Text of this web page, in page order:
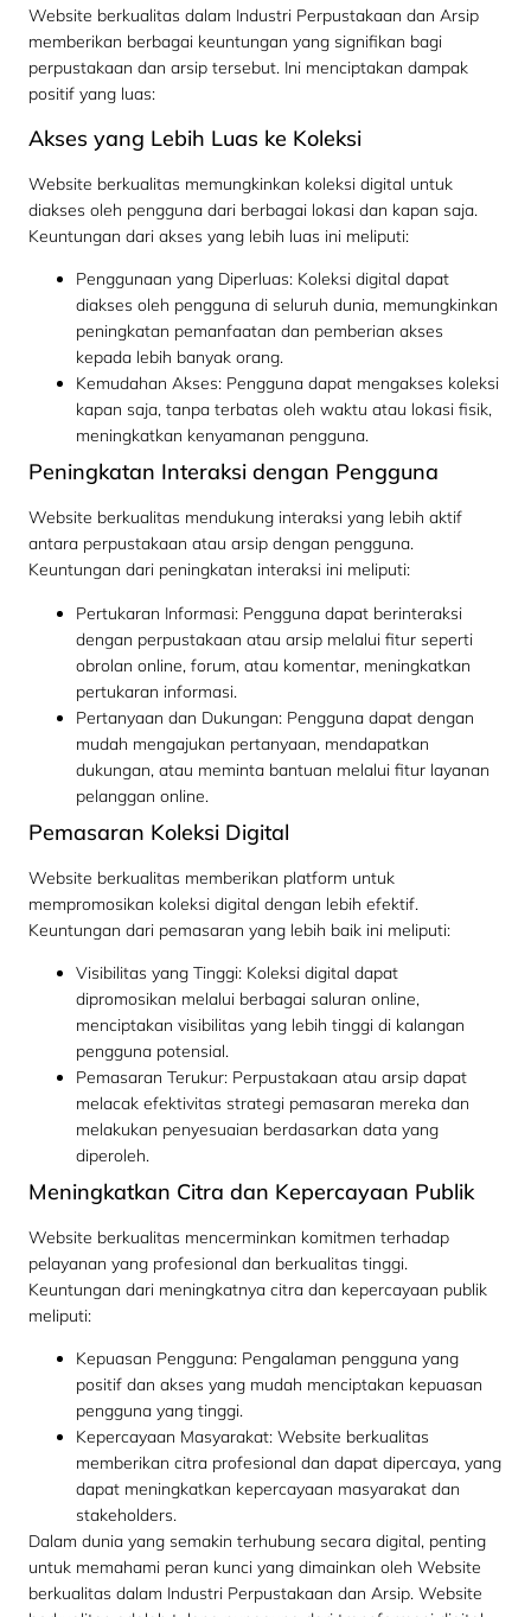
Website berkualitas dalam Industri Perpustakaan dan Arsip
memberikan berbagai keuntungan yang signifikan bagi
perpustakaan dan arsip tersebut. Ini menciptakan dampak
positif yang luas:
Akses yang Lebih Luas ke Koleksi
Website berkualitas memungkinkan koleksi digital untuk
diakses oleh pengguna dari berbagai lokasi dan kapan saja.
Keuntungan dari akses yang lebih luas ini meliputi:
Penggunaan yang Diperluas: Koleksi digital dapat
diakses oleh pengguna di seluruh dunia, memungkinkan
peningkatan pemanfaatan dan pemberian akses
kepada lebih banyak orang.
Kemudahan Akses: Pengguna dapat mengakses koleksi
kapan saja, tanpa terbatas oleh waktu atau lokasi fisik,
meningkatkan kenyamanan pengguna.
Peningkatan Interaksi dengan Pengguna
Website berkualitas mendukung interaksi yang lebih aktif
antara perpustakaan atau arsip dengan pengguna.
Keuntungan dari peningkatan interaksi ini meliputi:
Pertukaran Informasi: Pengguna dapat berinteraksi
dengan perpustakaan atau arsip melalui fitur seperti
obrolan online, forum, atau komentar, meningkatkan
pertukaran informasi.
Pertanyaan dan Dukungan: Pengguna dapat dengan
mudah mengajukan pertanyaan, mendapatkan
dukungan, atau meminta bantuan melalui fitur layanan
pelanggan online.
Pemasaran Koleksi Digital
Website berkualitas memberikan platform untuk
mempromosikan koleksi digital dengan lebih efektif.
Keuntungan dari pemasaran yang lebih baik ini meliputi:
Visibilitas yang Tinggi: Koleksi digital dapat
dipromosikan melalui berbagai saluran online,
menciptakan visibilitas yang lebih tinggi di kalangan
pengguna potensial.
Pemasaran Terukur: Perpustakaan atau arsip dapat
melacak efektivitas strategi pemasaran mereka dan
melakukan penyesuaian berdasarkan data yang
diperoleh.
Meningkatkan Citra dan Kepercayaan Publik
Website berkualitas mencerminkan komitmen terhadap
pelayanan yang profesional dan berkualitas tinggi.
Keuntungan dari meningkatnya citra dan kepercayaan publik
meliputi:
Kepuasan Pengguna: Pengalaman pengguna yang
positif dan akses yang mudah menciptakan kepuasan
pengguna yang tinggi.
Kepercayaan Masyarakat: Website berkualitas
memberikan citra profesional dan dapat dipercaya, yang
dapat meningkatkan kepercayaan masyarakat dan
stakeholders.
Dalam dunia yang semakin terhubung secara digital, penting
untuk memahami peran kunci yang dimainkan oleh Website
berkualitas dalam Industri Perpustakaan dan Arsip. Website